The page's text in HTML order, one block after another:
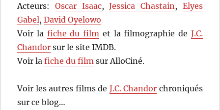
Acteurs: Oscar Isaac,Jessica Chastain , Elyes
Gabel,David Oyelowo
Voir la fiche du film et la filmographie de J.C.
Chandor sur le site IMDB.
Voir lafiche du film sur AlloCiné.
Voir les autres films de J.C. Chandor chroniqués
sur ce blog…